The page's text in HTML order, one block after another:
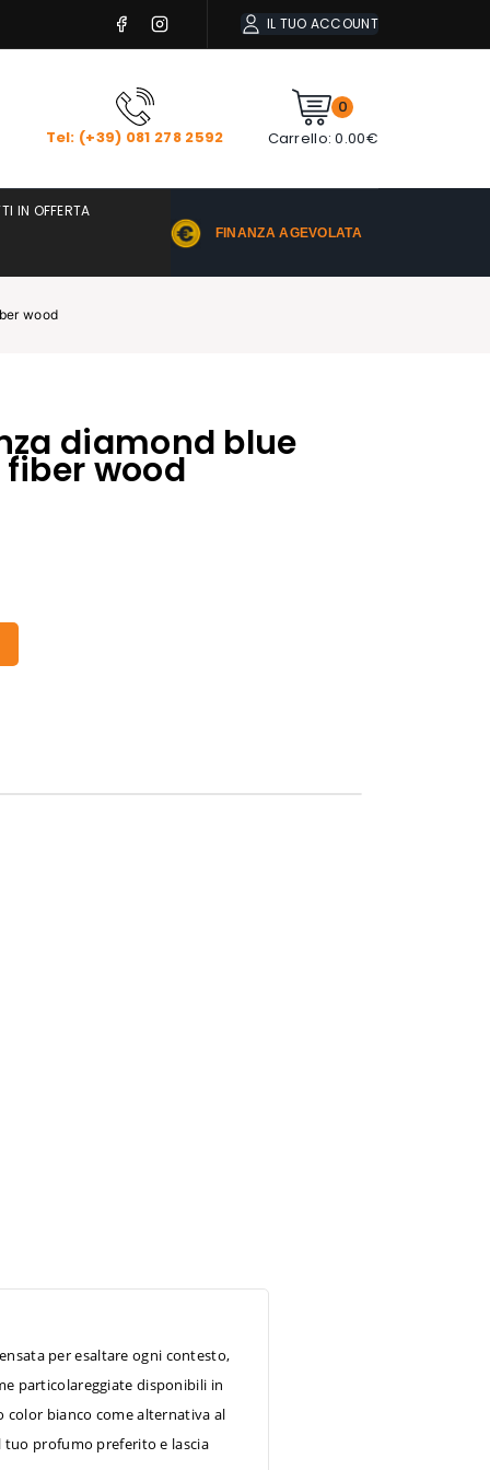
IL TUO ACCOUNT
Tel: (+39) 081 278 2592
0
Carrello: 0.00€
IN OFFERTA
FINANZA AGEVOLATA
wood
diamond blue
wood
per esaltare ogni contesto,
particolareggiate disponibili in
bianco come alternativa al
tuo profumo preferito e lascia